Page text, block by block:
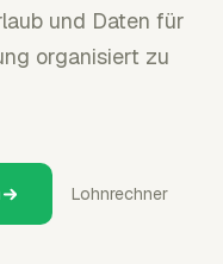
und Daten für
organisiert zu
Lohnrechner